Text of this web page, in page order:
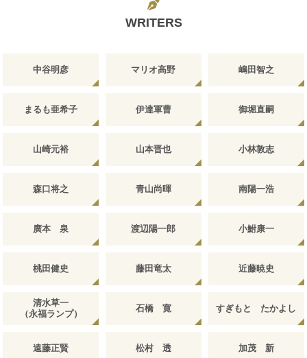
WRITERS
中谷明彦 マリオ高野 嶋田智之
まるも亜希子 伊達軍曹 御堀直嗣
山崎元裕 山本晋也 小林敦志
森口将之 青山尚暉 南陽一浩
廣本 泉 渡辺陽一郎 小鮒康一
桃田健史 藤田竜太 近藤暁史
清水草一
（永福ランプ）
石橋 寛 すぎもと たかよし
遠藤正賢 松村 透 加茂 新